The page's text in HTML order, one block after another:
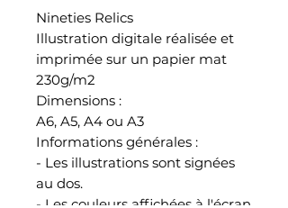
Nineties Relics
Illustration digitale réalisée et
imprimée sur un papier mat
230g/m2
Dimensions :
A6, A5, A4 ou A3
Informations générales :
- Les illustrations sont signées
au dos.
- Les couleurs affichées à l'écran